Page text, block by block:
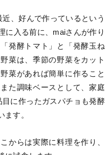
、好んで作っているという
に入る前に、maiさんが作り
発酵トマト」と「発酵玉ね
菜は、季節の野菜をカット
菜があれば簡単に作ること
た調味ベースとして、家庭
に作ったガスパチョも発酵
ます。
からは実際に料理を作り、